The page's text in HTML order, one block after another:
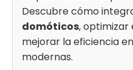
Descubre cómo
domóticos, optimizar
mejorar la eficiencia
modernas.